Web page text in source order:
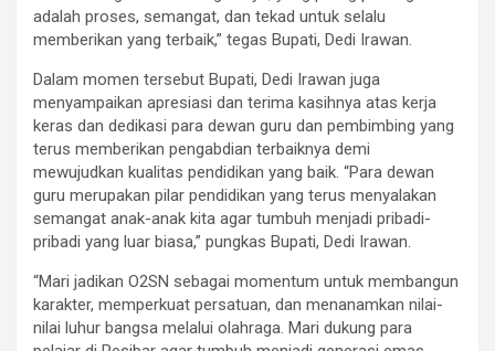
adalah proses, semangat, dan tekad untuk selalu
memberikan yang terbaik,” tegas Bupati, Dedi Irawan.
Dalam momen tersebut Bupati, Dedi Irawan juga
menyampaikan apresiasi dan terima kasihnya atas kerja
keras dan dedikasi para dewan guru dan pembimbing yang
terus memberikan pengabdian terbaiknya demi
mewujudkan kualitas pendidikan yang baik. “Para dewan
guru merupakan pilar pendidikan yang terus menyalakan
semangat anak-anak kita agar tumbuh menjadi pribadi-
pribadi yang luar biasa,” pungkas Bupati, Dedi Irawan.
“Mari jadikan O2SN sebagai momentum untuk membangun
karakter, memperkuat persatuan, dan menanamkan nilai-
nilai luhur bangsa melalui olahraga. Mari dukung para